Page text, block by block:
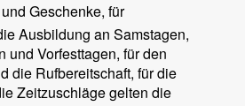
Geschenke, für
Ausbildung an Samstagen,
und Vorfesttagen, für den
die Rufbereitschaft, für die
Zeitzuschläge gelten die